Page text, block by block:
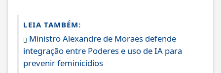
LEIA TAMBÉM:
Ministro Alexandre de Moraes defende
integração entre Poderes e uso de IA para
prevenir feminicídios